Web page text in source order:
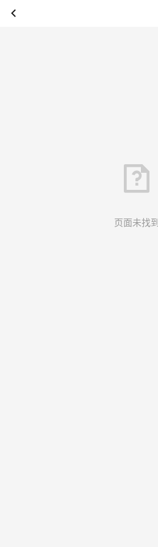
页面未找到